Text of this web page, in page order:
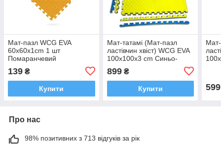
Мат-пазл WCG EVA
60х60х1cm 1 шт
Помаранчевий
139 ₴
Купити
Мат-татамі (Мат-пазл
ластівчин хвіст) WCG EVA
100х100х3 cm Синьо-
899₴
Купити 599
Про нас
98% позитивних з 713 відгуків за рік